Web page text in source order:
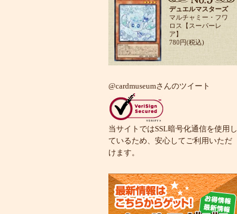
デュエルマスターズ
マルチャミー・フワ
ロス【スーパーレ
ア】
780円(税込)
@cardmuseumさんのツイート
当サイトではSSL暗号化通信を使用し
ているため、安心してご利用いただ
けます。